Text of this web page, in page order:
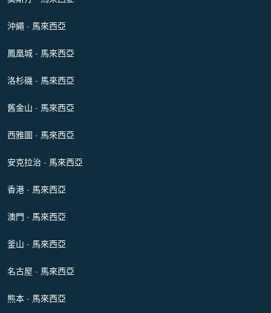
沖繩 - 馬來西亞
鳳凰城 - 馬來西亞
洛杉磯 - 馬來西亞
舊金山 - 馬來西亞
西雅圖 - 馬來西亞
安克拉治 - 馬來西亞
香港 - 馬來西亞
澳門 - 馬來西亞
釜山 - 馬來西亞
名古屋 - 馬來西亞
熊本 - 馬來西亞